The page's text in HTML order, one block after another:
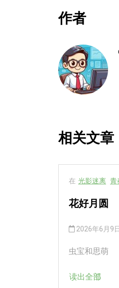
作者
相关文章
在 光影迷离 青
花好月圆
2026年6月9日
虫宝和思萌
读出全部